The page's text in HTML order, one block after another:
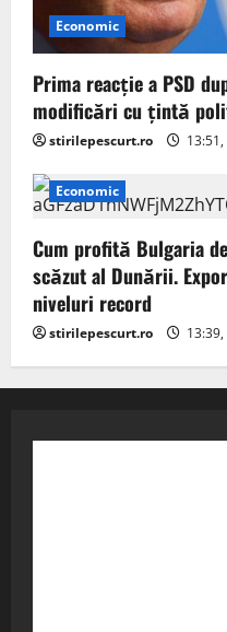
Economic
Prima reacție a PSD
modificări cu țintă
stirilepescurt.ro
Economic
Cum profită Bulgaria
scăzut al Dunării.
niveluri record
stirilepescurt.ro